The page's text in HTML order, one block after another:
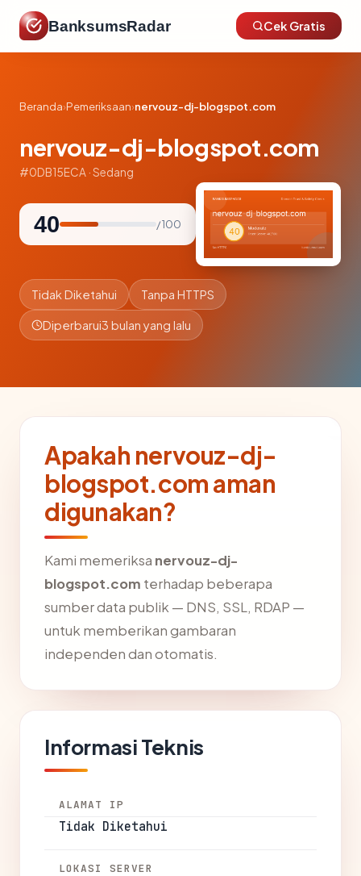
BanksumsRadar Cek Gratis
Beranda›Pemeriksaan›nervouz-dj-blogspot.com
nervouz-dj-blogspot.com
#0DB15ECA · Sedang
40 / 100
Tidak Diketahui Tanpa HTTPS
Diperbarui3 bulan yang lalu
Apakah nervouz-dj-
blogspot.com aman
digunakan?
Kami memeriksa nervouz-dj-
blogspot.com terhadap beberapa
sumber data publik — DNS, SSL, RDAP —
untuk memberikan gambaran
independen dan otomatis.
Informasi Teknis
ALAMAT IP
Tidak Diketahui
LOKASI SERVER